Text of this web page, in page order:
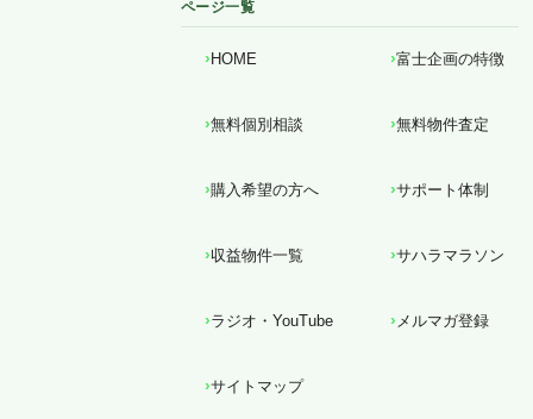
ページ一覧
HOME 富士企画の特徴
無料個別相談 無料物件査定
購入希望の方へ サポート体制
収益物件一覧 サハラマラソン
ラジオ・YouTube メルマガ登録
サイトマップ